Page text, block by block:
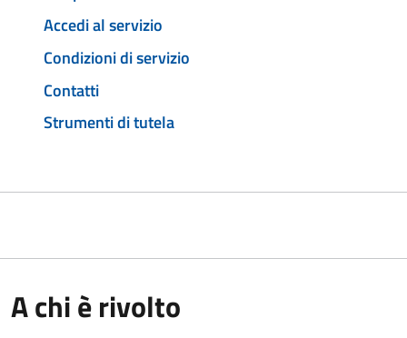
Accedi al servizio
Condizioni di servizio
Contatti
Strumenti di tutela
A chi è rivolto